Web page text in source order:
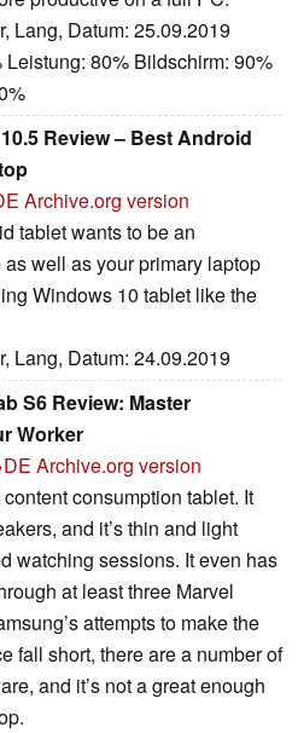
Lang, Datum: 25.09.2019
Leistung: 80% Bildschirm: 90%
Review – Best Android
Archive.org version
tablet wants to be an
well as your primary laptop
Windows 10 tablet like the
Lang, Datum: 24.09.2019
S6 Review: Master
Worker
Archive.org version
consumption tablet. It
and it’s thin and light
watching sessions. It even has
at least three Marvel
attempts to make the
fall short, there are a number of
and it’s not a great enough